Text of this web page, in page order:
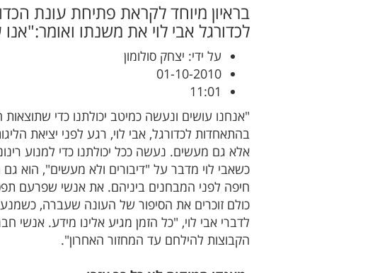
בראיון מיוחד לקראת פתיחת עונת
לכדורגל אבי לוי את משנתו
על ידי: יצחק סולומון
01-10-2010
11:01
"אנחנו עושים ונעשה כמיטב יכולתנו כדי
בהתאחדות לכדורגל, אבי לוי, רגע לפני יציאת
אלא גם מעשים. נעשה ככל יכולתנו כדי למנוע
כשאבי לוי מדבר על "דיבורים ולא מעשים", הוא
חיפה לפני המבחנים ביניהם. את אנשי שפרעם
כולם זוכרים את הסיפור של העונה שעברה,
לדברי אבי לוי, "כל הזמן מגיע אלינו מידע. אנשי
הקבוצות להילחם עד המחזור האחרון".